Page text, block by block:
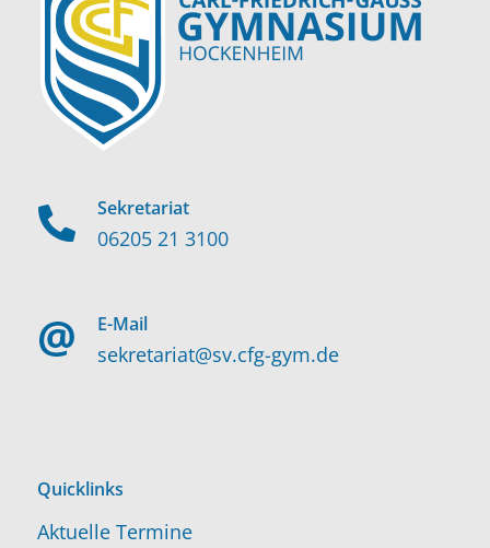
Sekretariat
06205 21 3100
E-Mail
sekretariat@sv.cfg-gym.de
Quicklinks
Aktuelle Termine